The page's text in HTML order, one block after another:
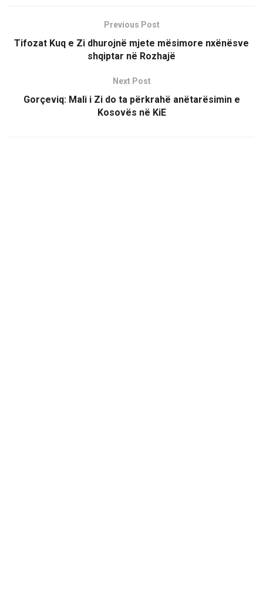
Previous Post
Tifozat Kuq e Zi dhurojnë mjete mësimore nxënësve
shqiptar në Rozhajë
Next Post
Gorçeviq: Mali i Zi do ta përkrahë anëtarësimin e
Kosovës në KiE